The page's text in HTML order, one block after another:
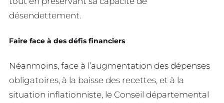
désendettement.
Faire face à des défis financiers
Néanmoins, face à l’augmentation des dépenses
obligatoires, à la baisse des recettes, et à la
situation inflationniste, le Conseil départemental